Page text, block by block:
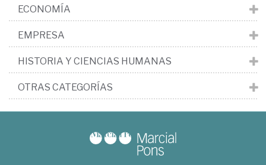
ECONOMÍA
EMPRESA
HISTORIA Y CIENCIAS HUMANAS
OTRAS CATEGORÍAS